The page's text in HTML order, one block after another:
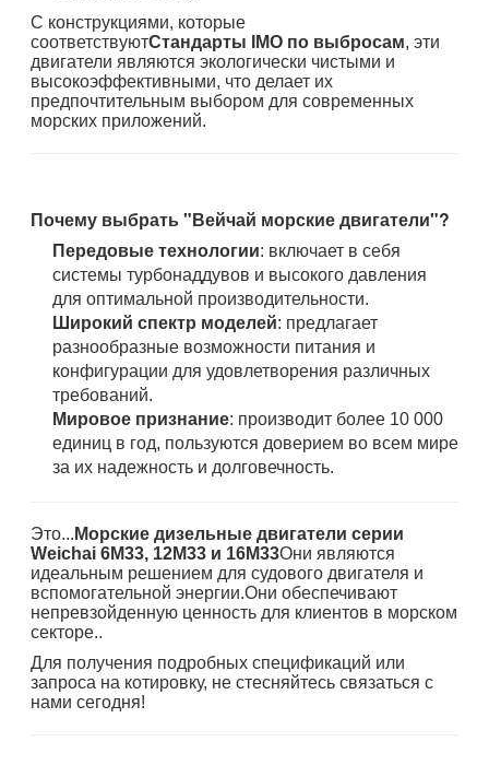
С конструкциями, которые
соответствуютСтандарты IMO по выбросам, эти
двигатели являются экологически чистыми и
высокоэффективными, что делает их
предпочтительным выбором для современных
морских приложений.
Почему выбрать "Вейчай морские двигатели"?
Передовые технологии: включает в себя
системы турбонаддувов и высокого давления
для оптимальной производительности.
Широкий спектр моделей: предлагает
разнообразные возможности питания и
конфигурации для удовлетворения различных
требований.
Мировое признание: производит более 10 000
единиц в год, пользуются доверием во всем мире
за их надежность и долговечность.
Это... Морские дизельные двигатели серии
Weichai 6M33, 12M33 и 16M33Они являются
идеальным решением для судового двигателя и
вспомогательной энергии.Они обеспечивают
непревзойденную ценность для клиентов в морском
секторе..
Для получения подробных спецификаций или
запроса на котировку, не стесняйтесь связаться с
нами сегодня!